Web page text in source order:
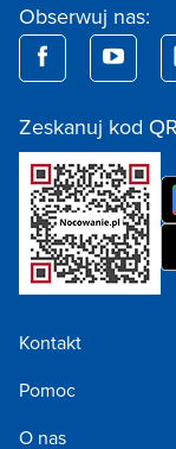
Obserwuj nas:
Zeskanuj kod
Kontakt
Pomoc
O nas